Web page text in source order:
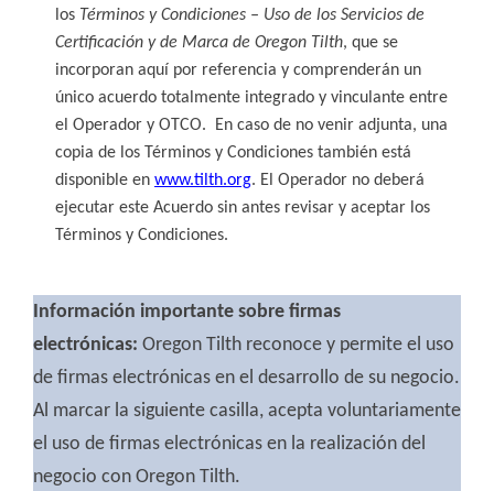
los Términos y Condiciones – Uso de los Servicios de
Certificación y de Marca de Oregon Tilth, que se
incorporan aquí por referencia y comprenderán un
único acuerdo totalmente integrado y vinculante entre
el Operador y OTCO. En caso de no venir adjunta, una
copia de los Términos y Condiciones también está
disponible en www.tilth.org. El Operador no deberá
ejecutar este Acuerdo sin antes revisar y aceptar los
Términos y Condiciones.
Información importante sobre firmas
electrónicas: Oregon Tilth reconoce y permite el uso
de firmas electrónicas en el desarrollo de su negocio.
Al marcar la siguiente casilla, acepta voluntariamente
el uso de firmas electrónicas en la realización del
negocio con Oregon Tilth.